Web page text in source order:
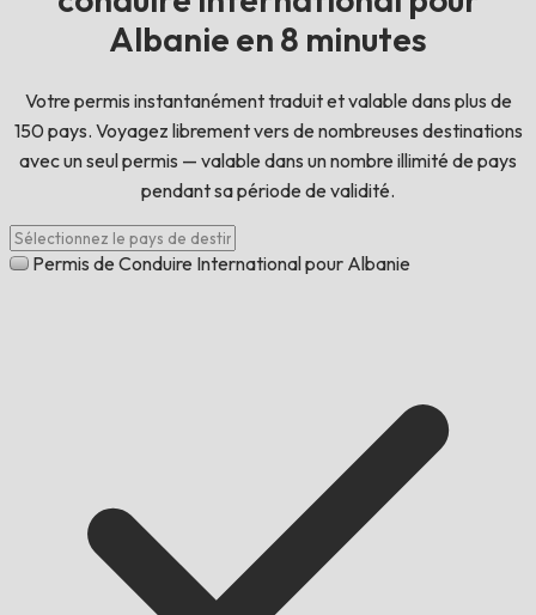
Albanie en 8 minutes
Votre permis instantanément traduit et valable dans plus de
150 pays. Voyagez librement vers de nombreuses destinations
avec un seul permis — valable dans un nombre illimité de pays
pendant sa période de validité.
Permis de Conduire International pour Albanie